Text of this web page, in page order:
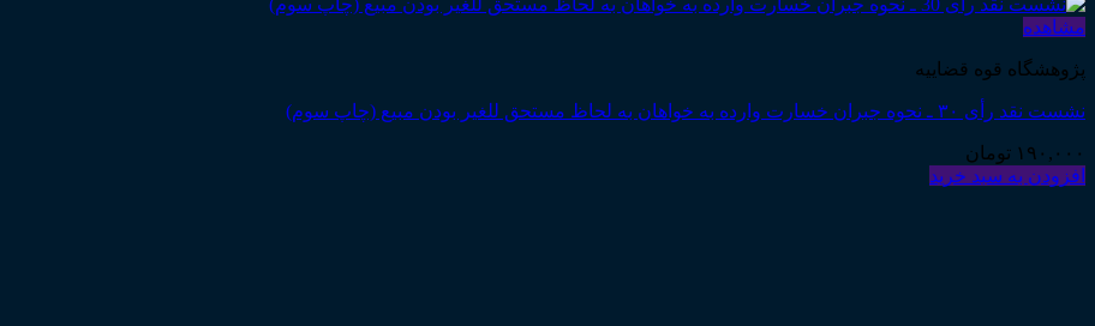
مشاهده
پژوهشگاه قوه قضاییه
نشست نقد رأی ۳۰ ـ نحوه جبران خسارت وارده به خواهان به لحاظ مستحق للغیر بودن مبیع (چاپ سوم)
۱۹۰,۰۰۰ تومان
افزودن به سبد خرید